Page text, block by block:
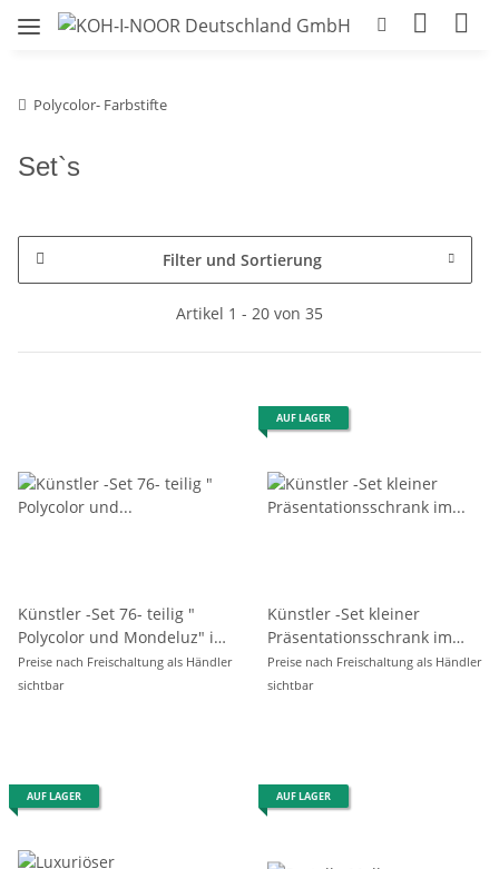
Polycolor- Farbstifte
Set`s
Filter und Sortierung
Artikel 1 - 20 von 35
Künstler -Set 76- teilig "
Polycolor und Mondeluz" im
Holzkoffer
Preise nach Freischaltung als Händler
sichtbar
AUF LAGER
Künstler -Set kleiner
Präsentationsschrank im
Retro-Stil
Preise nach Freischaltung als Händler
sichtbar
AUF LAGER AUF LAGER